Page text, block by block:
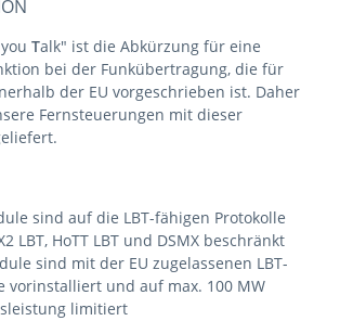
Talk" ist die Abkürzung für eine
bei der Funkübertragung, die für
der EU vorgeschrieben ist. Daher
Fernsteuerungen mit dieser
sind auf die LBT-fähigen Protokolle
LBT, HoTT LBT und DSMX beschränkt
sind mit der EU zugelassenen LBT-
vorinstalliert und auf max. 100 MW
limitiert